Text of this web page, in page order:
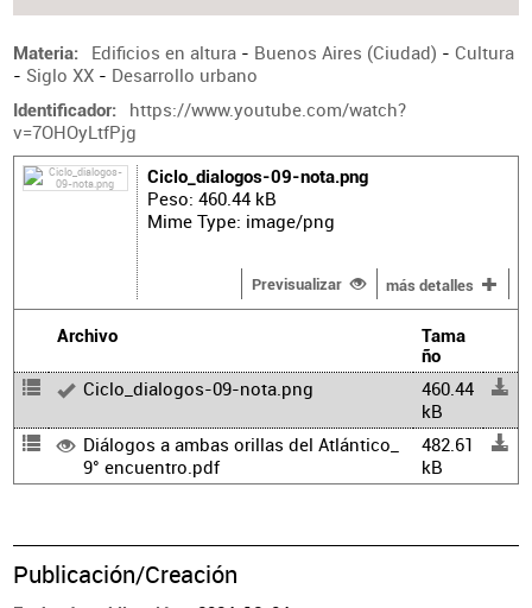
Materia Edificios en altura - Buenos Aires (Ciudad) - Cultura
- Siglo XX- Desarrollo urbano
Identificador
https://www.youtube.com/watch?
v=7OHOyLtfPjg
Ciclo_dialogos-09-nota.png
Peso: 460.44 kB
Mime Type: image/png
Previsualizar más detalles
Archivo
Tama
ño
Ciclo_dialogos-09-nota.png
460.44
kB
Diálogos a ambas orillas del Atlántico_
9° encuentro.pdf
482.61
kB
Publicación/Creación